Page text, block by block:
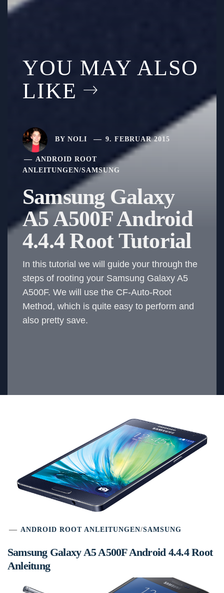
YOU MAY ALSO
LIKE
BY NOLI 9. FEBRUAR 2015
ANDROID ROOT
ANLEITUNGEN/SAMSUNG
Samsung Galaxy
A5 A500F Android
4.4.4 Root Tutorial
In this tutorial we will guide your through the
steps of rooting your Samsung Galaxy A5
A500F. We will use the CF-Auto-Root
Method, which is quite easy to perform and
also pretty save.
ANDROID ROOT ANLEITUNGEN/SAMSUNG
Samsung Galaxy A5 A500F Android 4.4.4 Root
Anleitung